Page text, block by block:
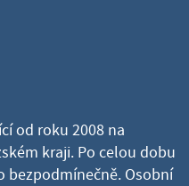
od roku 2008 na
kraji. Po celou dobu
bezpodmínečně. Osobní